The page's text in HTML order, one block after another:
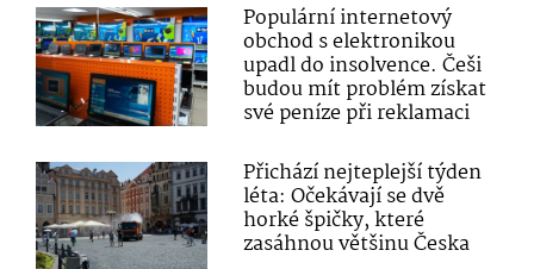
Populární internetový
obchod s elektronikou
upadl do insolvence. Češi
budou mít problém získat
své peníze při reklamaci
Přichází nejteplejší týden
léta: Očekávají se dvě
horké špičky, které
zasáhnou většinu Česka